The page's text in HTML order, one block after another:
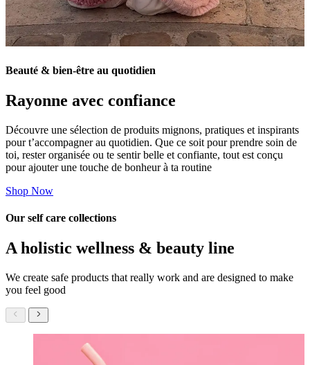
Beauté & bien-être au quotidien
Rayonne avec confiance
Découvre une sélection de produits mignons, pratiques et inspirants
pour t’accompagner au quotidien. Que ce soit pour prendre soin de
toi, rester organisée ou te sentir belle et confiante, tout est conçu
pour ajouter une touche de bonheur à ta routine
Shop Now
Our self care collections
A holistic wellness & beauty line
We create safe products that really work and are designed to make
you feel good